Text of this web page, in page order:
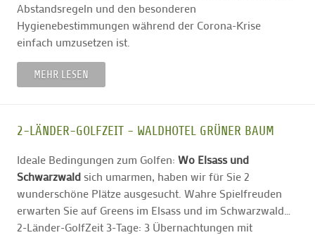
Abstandsregeln und den besonderen
Hygienebestimmungen während der Corona-Krise
einfach umzusetzen ist.
MEHR LESEN
2-LÄNDER-GOLFZEIT - WALDHOTEL GRÜNER BAUM
Ideale Bedingungen zum Golfen: Wo Elsass und
Schwarzwald sich umarmen, haben wir für Sie 2
wunderschöne Plätze ausgesucht. Wahre Spielfreuden
erwarten Sie auf Greens im Elsass und im Schwarzwald…
2-Länder-GolfZeit 3-Tage: 3 Übernachtungen mit